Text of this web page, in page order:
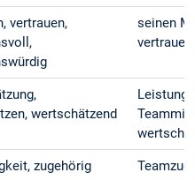
vertrauen,
seinen
vertrauen
wertschätzend
zugehörig